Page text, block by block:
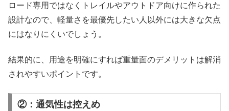
ロード専用ではなくトレイルやアウトドア向けに作られた
設計なので、軽量さを最優先したい人以外には大きな欠点
にはなりにくいでしょう。
結果的に、用途を明確にすれば重量面のデメリットは解消
されやすいポイントです。
②：通気性は控えめ